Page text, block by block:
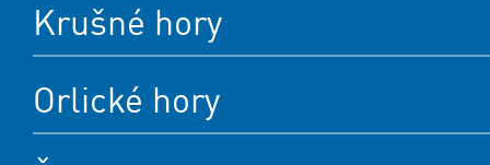
Krušné hory
Orlické hory